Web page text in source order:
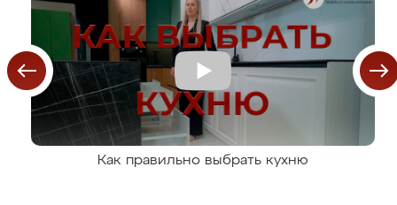
Как правильно выбрать кухню